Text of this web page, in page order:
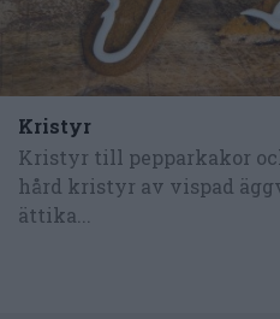
Kristyr
Kristyr till pepparkakor
hård kristyr av vispad
ättika...